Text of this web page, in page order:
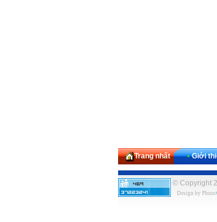
Trang nhất • Giới
© Copyright
Design by Phuoc